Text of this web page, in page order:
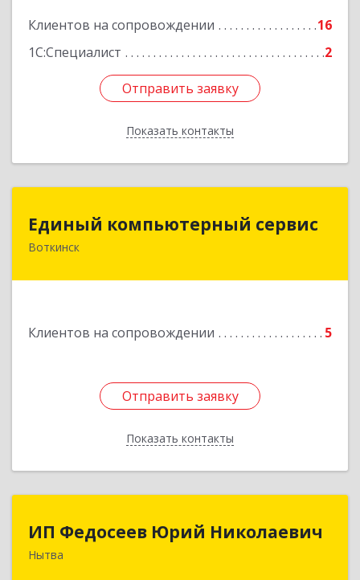
Клиентов на сопровождении
16
1С:Специалист
2
Отправить заявку
Показать контакты
Подробнее
Отправить заявку
Назад
Единый компьютерный сервис
Воткинск
Клиентов на сопровождении 5
Отправить заявку
Показать контакты
Единый компьютерный сервис
Отправить заявку
Назад
ИП Федосеев Юрий Николаевич
Нытва
ИП Федосеев Юрий Николаевич